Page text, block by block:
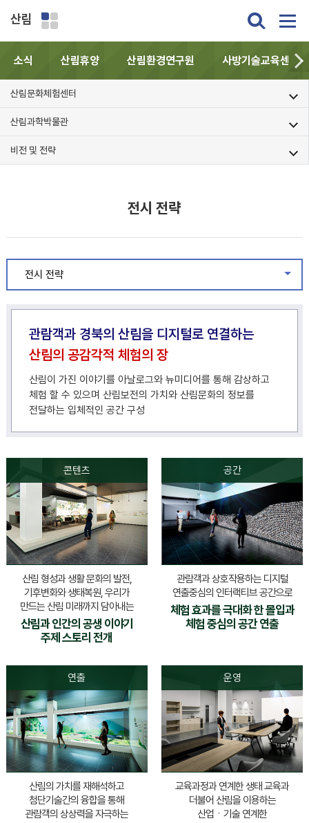
산림
소식 산림휴양 산림환경연구원 사방기술교육센터
산림문화체험센터
산림과학박물관
비전 및 전략
전시 전략
전시 전략
관람객과 경북의 산림을 디지털로 연결하는
산림의 공감각적 체험의 장
산림이 가진 이야기를 아날로그와 뉴미디어를 통해 감상하고
체험 할 수 있으며 산림보전의 가치와 산림문화의 정보를
전달하는 입체적인 공간 구성
콘텐츠
산림 형성과 생활 문화의 발전,
기후변화와 생태복원, 우리가
만드는 산림 미래까지 담아내는
산림과 인간의 공생 이야기
주제 스토리 전개
공간
관람객과 상호작용하는 디지털
연출중심의 인터랙티브 공간으로
체험 효과를 극대화 한 몰입과
체험 중심의 공간 연출
연출
산림의 가치를 재해석하고
첨단기술간의 융합을 통해
관람객의 상상력을 자극하는
운영
교육과정과 연계한 생태 교육과
더불어 산림을 이용하는
산업ㆍ기술 연계한